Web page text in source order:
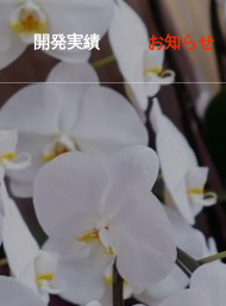
開発実績 お知らせ